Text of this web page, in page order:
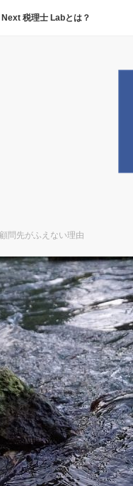
Next 税理士 Labとは？
顧問先がふえない理由